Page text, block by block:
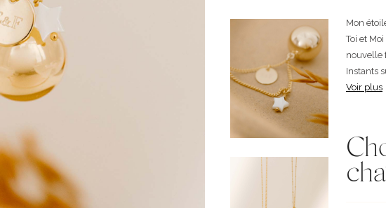
Mon
Toi et
nouvelle
Instants
Voir plus